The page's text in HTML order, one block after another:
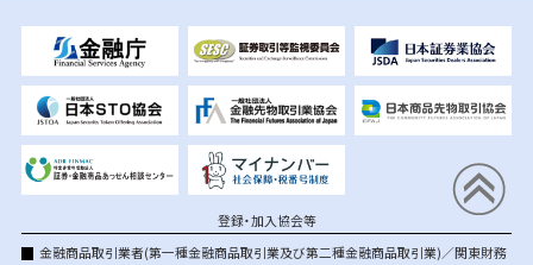
登録・加入協会等
金融商品取引業者(第一種金融商品取引業及び第二種金融商品取引業)／関東財務